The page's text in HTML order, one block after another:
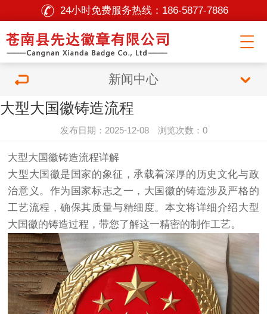
24小时免费服务热线： 186-5877-7886
新闻中心
大型大国徽铸造流程
发布日期：2025-12-08 浏览次数：0
大型大国徽铸造流程详解
大型大国徽是国家的象征，承载着深厚的历史文化与政
治意义。作为国家标志之一，大国徽的铸造涉及严格的
工艺流程，确保其质量与精细度。本文将详细介绍大型
大国徽的铸造过程，带您了解这一精密的制作工艺。